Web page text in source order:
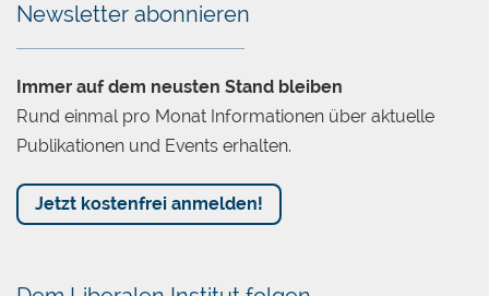
Newsletter abonnieren
Immer auf dem neusten Stand bleiben
Rund einmal pro Monat Informationen über aktuelle
Publikationen und Events erhalten.
Jetzt kostenfrei anmelden!